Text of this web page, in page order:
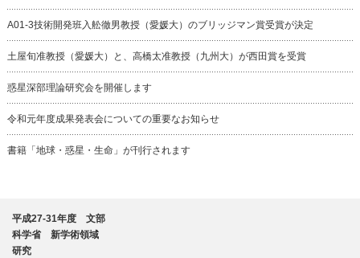
A01-3技術開発班入舩徹男教授（愛媛大）のブリッジマン賞受賞が決定
土屋旬准教授（愛媛大）と、高橋太准教授（九州大）が西田賞を受賞
惑星深部理論研究会を開催します
令和元年度成果発表会についての重要なお知らせ
書籍「地球・惑星・生命」が刊行されます
平成27-31年度 文部
科学省 新学術領域
研究